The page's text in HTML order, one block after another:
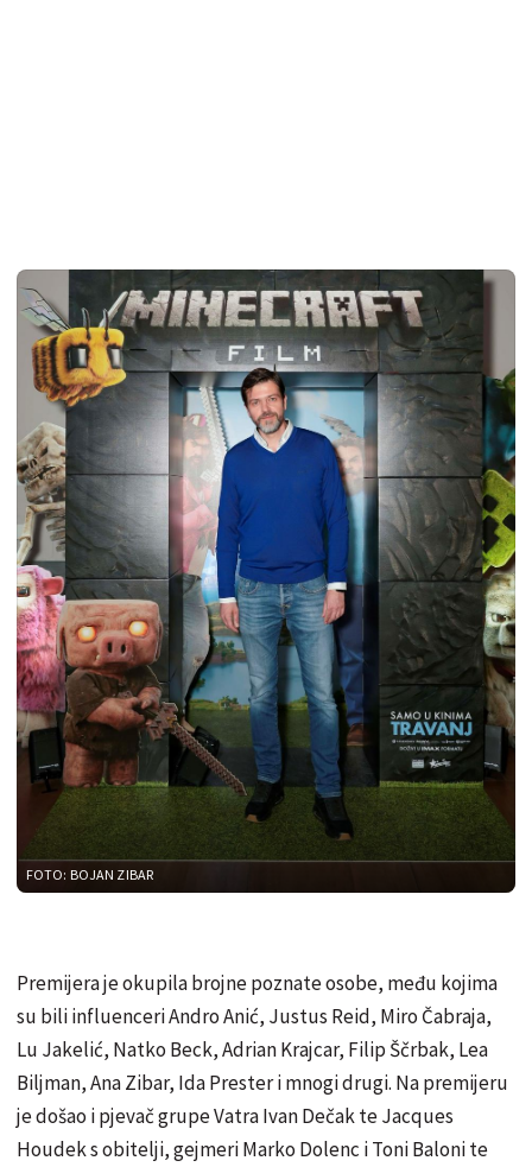
FOTO: BOJAN ZIBAR
Premijera je okupila brojne poznate osobe, među kojima
su bili influenceri Andro Anić, Justus Reid, Miro Čabraja,
Lu Jakelić, Natko Beck, Adrian Krajcar, Filip Ščrbak, Lea
Biljman, Ana Zibar, Ida Prester i mnogi drugi. Na premijeru
je došao i pjevač grupe Vatra Ivan Dečak te Jacques
Houdek s obitelji, gejmeri Marko Dolenc i Toni Baloni te